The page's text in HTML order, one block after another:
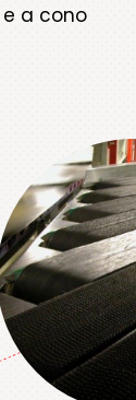
a cono